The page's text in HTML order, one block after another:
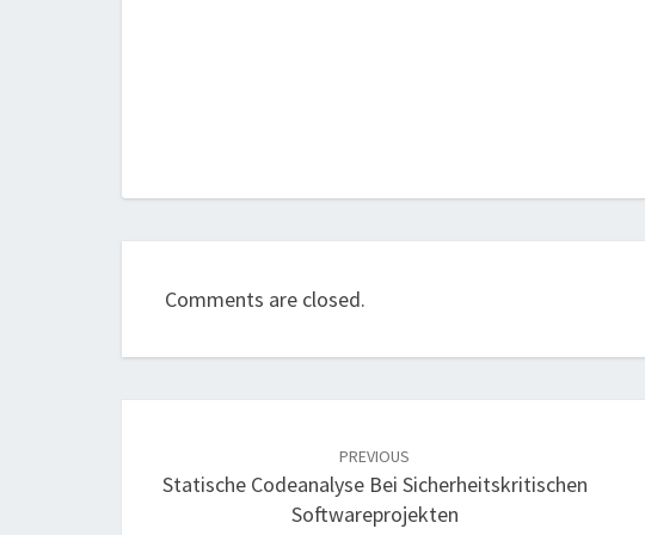
Comments are closed.
PREVIOUS
Statische Codeanalyse Bei Sicherheitskritischen
Softwareprojekten